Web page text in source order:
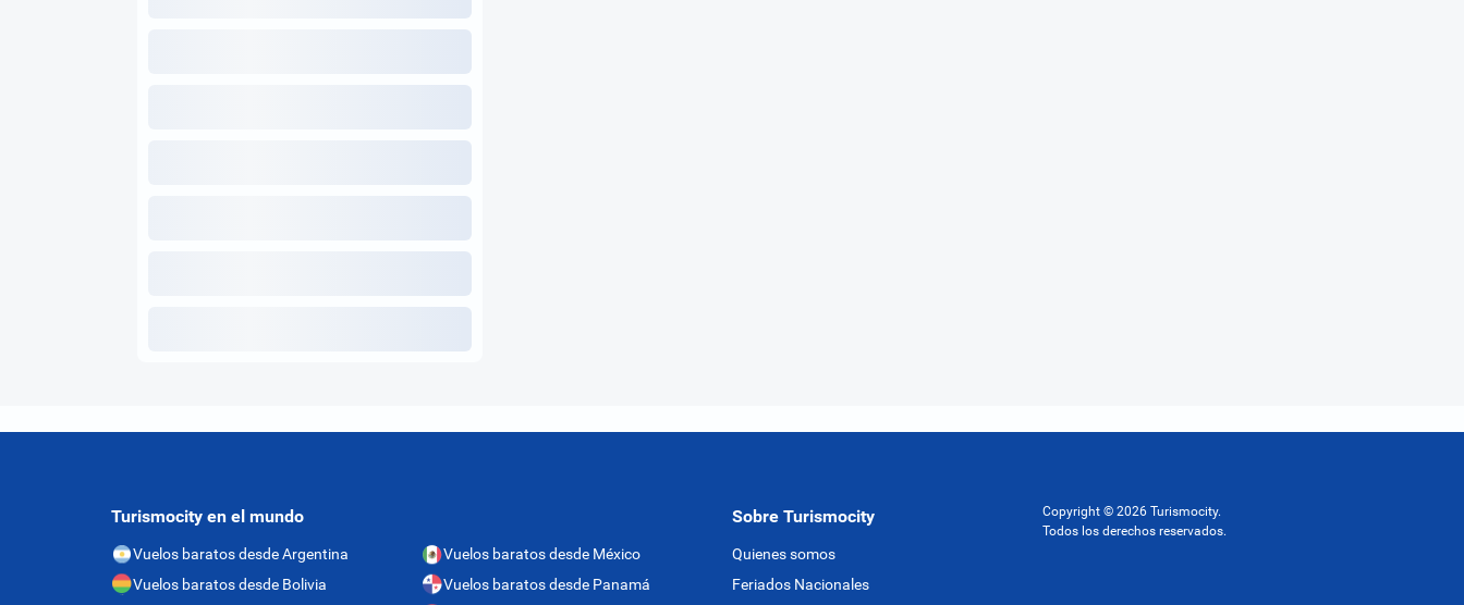
Turismocity en el mundo
Vuelos baratos desde Argentina
Vuelos baratos desde Bolivia
Vuelos baratos desde México
Vuelos baratos desde Panamá
Sobre Turismocity
Quienes somos
Feriados Nacionales
Copyright © 2026 Turismocity.
Todos los derechos reservados.